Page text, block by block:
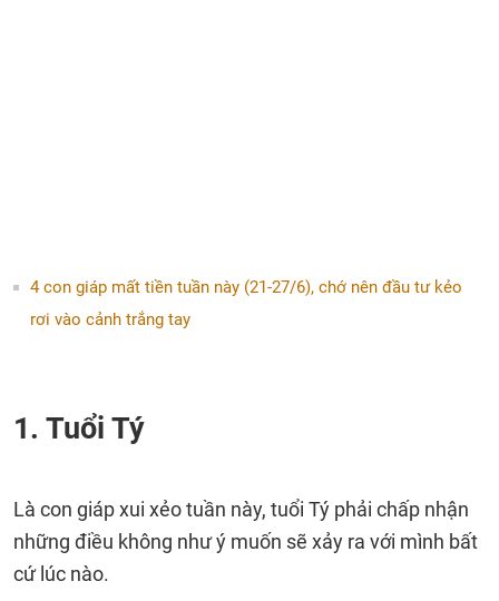
4 con giáp mất tiền tuần này (21-27/6), chớ nên đầu tư kẻo
rơi vào cảnh trắng tay
1. Tuổi Tý
Là con giáp xui xẻo tuần này, tuổi Tý phải chấp nhận
những điều không như ý muốn sẽ xảy ra với mình bất
cứ lúc nào.